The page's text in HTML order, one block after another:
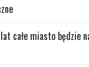
całe miasto będzie